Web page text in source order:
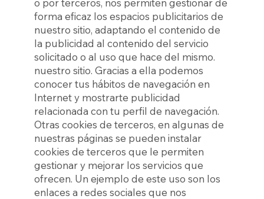
o por terceros, nos permiten gestionar de
forma eficaz los espacios publicitarios de
nuestro sitio, adaptando el contenido de
la publicidad al contenido del servicio
solicitado o al uso que hace del mismo.
nuestro sitio. Gracias a ella podemos
conocer tus hábitos de navegación en
Internet y mostrarte publicidad
relacionada con tu perfil de navegación.
Otras cookies de terceros, en algunas de
nuestras páginas se pueden instalar
cookies de terceros que le permiten
gestionar y mejorar los servicios que
ofrecen. Un ejemplo de este uso son los
enlaces a redes sociales que nos